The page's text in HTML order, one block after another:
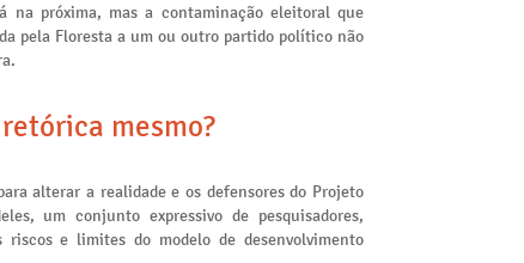
na próxima, mas a contaminação eleitoral que
pela Floresta a um ou outro partido político não
mesmo?
alterar a realidade e os defensores do Projeto
um conjunto expressivo de pesquisadores,
e limites do modelo de desenvolvimento